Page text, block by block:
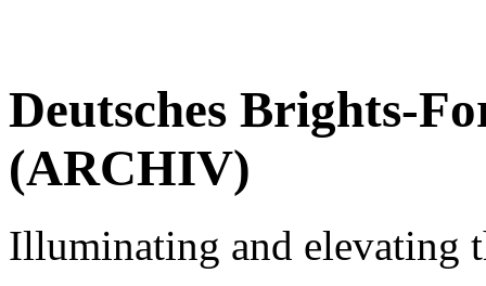
Deutsches Brights-
(ARCHIV)
Illuminating and elevating